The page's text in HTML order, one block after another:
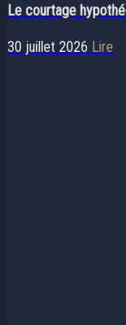
Le courtage
30 juillet 2026 Lire